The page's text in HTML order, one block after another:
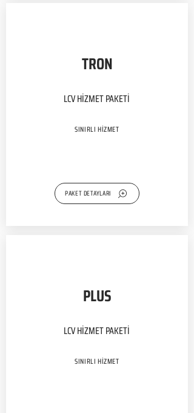
TRON
LCV HİZMET PAKETİ
SINIRLI HİZMET
PAKET DETAYLARI
PLUS
LCV HİZMET PAKETİ
SINIRLI HİZMET